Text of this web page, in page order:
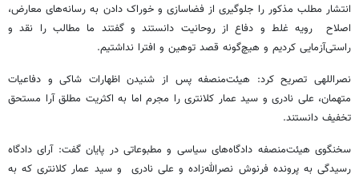
انتشار مطلب مذکور را جلوگیری از فضاسازی و خوراک دادن به رسانه‌های معارض،
اصلاح رویه غلط و دفاع از روحانیت دانستند و گفتند ما مطالب را نقد و
راستی‌آزمایی کردیم و هیچ‌گونه قصد توهین و افترا نداشتیم.
نصراللهی تصریح کرد: هیئت‌منصفه پس از شنیدن اظهارات شاکی و دفاعیات
متهمان، علی نادری و سید عمار کلانتری را مجرم اما به اکثریت مطلق آرا مستحق
تخفیف دانستند.
سخنگوی هیئت‌منصفه دادگاه‌های سیاسی و مطبوعاتی در پایان گفت: آرای دادگاه
رسیدگی به پرونده فرنوش نصرالله‌زاده و علی نادری و سید عمار کلانتری که به